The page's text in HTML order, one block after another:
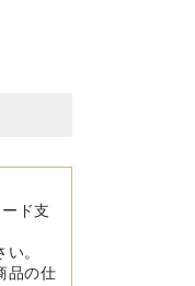
ド支
。
品の仕